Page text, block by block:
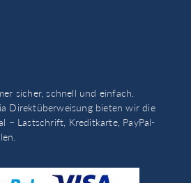
sicher, schnell und einfach.
Direktüberweisung bieten wir die
– Lastschrift, Kreditkarte, PayPal-